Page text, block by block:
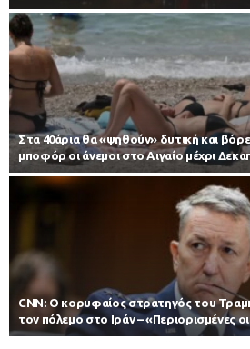
Στα 40άρια θα «ψηθούν» δυτική και
μποφόρ οι άνεμοι στο Αιγαίο μέχρι
CNN: Ο κορυφαίος στρατηγός του
τον πόλεμο στο Ιράν – «Περιορισμένες